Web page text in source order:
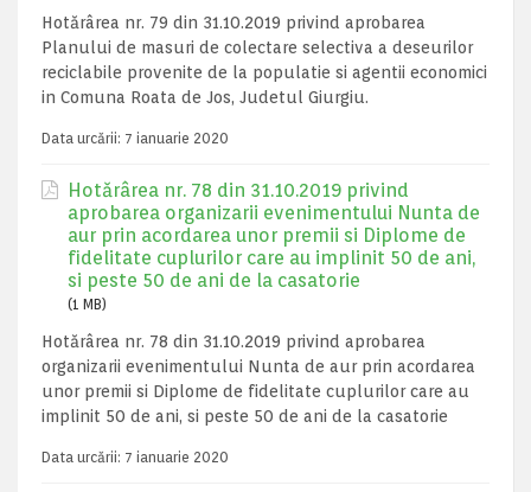
Hotărârea nr. 79 din 31.10.2019 privind aprobarea
Planului de masuri de colectare selectiva a deseurilor
reciclabile provenite de la populatie si agentii economici
in Comuna Roata de Jos, Judetul Giurgiu.
Data urcării: 7 ianuarie 2020
Hotărârea nr. 78 din 31.10.2019 privind
aprobarea organizarii evenimentului Nunta de
aur prin acordarea unor premii si Diplome de
fidelitate cuplurilor care au implinit 50 de ani,
si peste 50 de ani de la casatorie
(1 MB)
Hotărârea nr. 78 din 31.10.2019 privind aprobarea
organizarii evenimentului Nunta de aur prin acordarea
unor premii si Diplome de fidelitate cuplurilor care au
implinit 50 de ani, si peste 50 de ani de la casatorie
Data urcării: 7 ianuarie 2020